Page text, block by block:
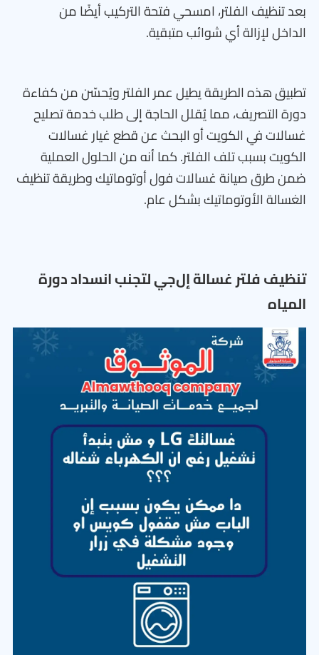
بعد تنظيف الفلتر، امسحي فتحة التركيب أيضًا من
الداخل لإزالة أي شوائب متبقية.
تطبيق هذه الطريقة يطيل عمر الفلتر ويُحسّن من كفاءة
دورة التصريف، مما يُقلل الحاجة إلى طلب خدمة تصليح
غسالات في الكويت أو البحث عن قطع غيار غسالات
الكويت بسبب تلف الفلتر. كما أنه من الحلول العملية
ضمن طرق صيانة غسالات فول أوتوماتيك وطريقة تنظيف
الغسالة الأوتوماتيك بشكل عام.
تنظيف فلتر غسالة إل‌جي لتجنب انسداد دورة
المياه